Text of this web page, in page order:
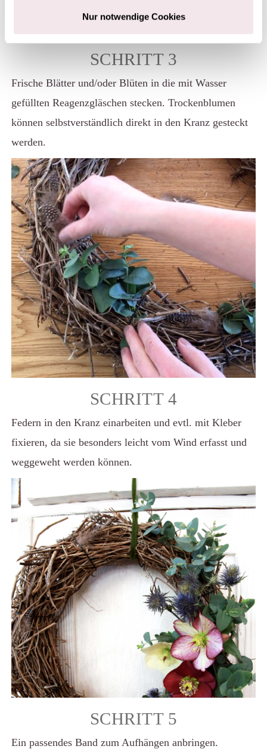
Nur notwendige Cookies
SCHRITT 3
Frische Blätter und/oder Blüten in die mit Wasser
gefüllten Reagenzgläschen stecken. Trockenblumen
können selbstverständlich direkt in den Kranz gesteckt
werden.
SCHRITT 4
Federn in den Kranz einarbeiten und evtl. mit Kleber
fixieren, da sie besonders leicht vom Wind erfasst und
weggeweht werden können.
SCHRITT 5
Ein passendes Band zum Aufhängen anbringen.